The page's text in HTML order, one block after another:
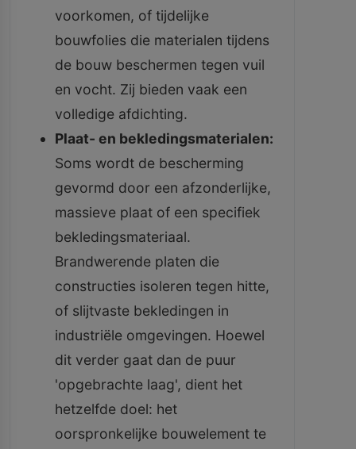
voorkomen, of tijdelijke
bouwfolies die materialen tijdens
de bouw beschermen tegen vuil
en vocht. Zij bieden vaak een
volledige afdichting.
Plaat- en bekledingsmaterialen:
Soms wordt de bescherming
gevormd door een afzonderlijke,
massieve plaat of een specifiek
bekledingsmateriaal.
Brandwerende platen die
constructies isoleren tegen hitte,
of slijtvaste bekledingen in
industriële omgevingen. Hoewel
dit verder gaat dan de puur
'opgebrachte laag', dient het
hetzelfde doel: het
oorspronkelijke bouwelement te